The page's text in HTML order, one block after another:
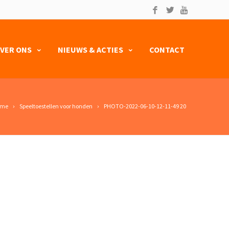
ONS NIEUWS & ACTIES CONTACT
Speeltoestellen voor honden PHOTO-2022-06-10-12-11-49 20